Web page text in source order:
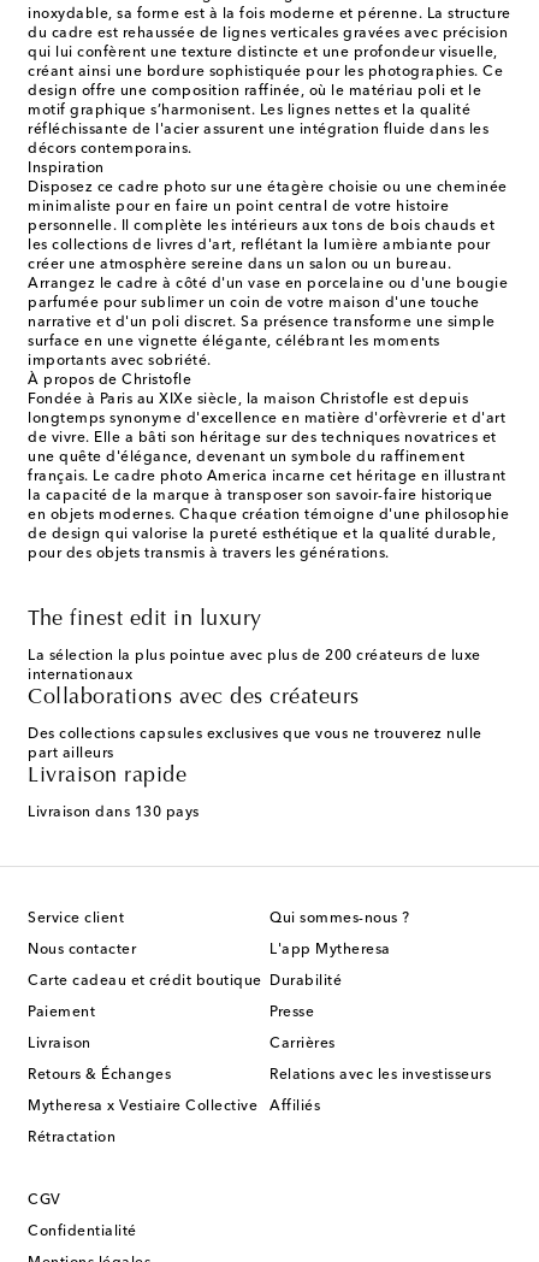
inoxydable, sa forme est à la fois moderne et pérenne. La structure
du cadre est rehaussée de lignes verticales gravées avec précision
qui lui confèrent une texture distincte et une profondeur visuelle,
créant ainsi une bordure sophistiquée pour les photographies. Ce
design offre une composition raffinée, où le matériau poli et le
motif graphique s’harmonisent. Les lignes nettes et la qualité
réfléchissante de l'acier assurent une intégration fluide dans les
décors contemporains.
Inspiration
Disposez ce cadre photo sur une étagère choisie ou une cheminée
minimaliste pour en faire un point central de votre histoire
personnelle. Il complète les intérieurs aux tons de bois chauds et
les collections de livres d'art, reflétant la lumière ambiante pour
créer une atmosphère sereine dans un salon ou un bureau.
Arrangez le cadre à côté d'un vase en porcelaine ou d'une bougie
parfumée pour sublimer un coin de votre maison d'une touche
narrative et d'un poli discret. Sa présence transforme une simple
surface en une vignette élégante, célébrant les moments
importants avec sobriété.
À propos de Christofle
Fondée à Paris au XIXe siècle, la maison Christofle est depuis
longtemps synonyme d'excellence en matière d'orfèvrerie et d'art
de vivre. Elle a bâti son héritage sur des techniques novatrices et
une quête d'élégance, devenant un symbole du raffinement
français. Le cadre photo America incarne cet héritage en illustrant
la capacité de la marque à transposer son savoir-faire historique
en objets modernes. Chaque création témoigne d'une philosophie
de design qui valorise la pureté esthétique et la qualité durable,
pour des objets transmis à travers les générations.
The finest edit in luxury
La sélection la plus pointue avec plus de 200 créateurs de luxe
internationaux
Collaborations avec des créateurs
Des collections capsules exclusives que vous ne trouverez nulle
part ailleurs
Livraison rapide
Livraison dans 130 pays
Service client
Nous contacter
Carte cadeau et crédit boutique
Paiement
Livraison
Retours & Échanges
Mytheresa x Vestiaire Collective
Rétractation
Qui sommes-nous ?
L'app Mytheresa
Durabilité
Presse
Carrières
Relations avec les investisseurs
Affiliés
CGV
Confidentialité